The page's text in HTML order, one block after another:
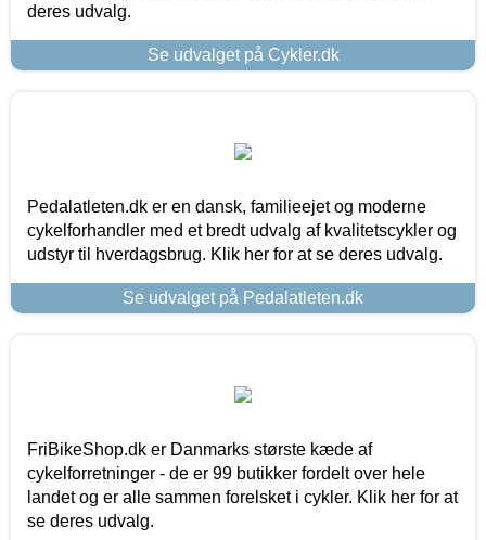
deres udvalg.
Se udvalget på Cykler.dk
Pedalatleten.dk er en dansk, familieejet og moderne
cykelforhandler med et bredt udvalg af kvalitetscykler og
udstyr til hverdagsbrug. Klik her for at se deres udvalg.
Se udvalget på Pedalatleten.dk
FriBikeShop.dk er Danmarks største kæde af
cykelforretninger - de er 99 butikker fordelt over hele
landet og er alle sammen forelsket i cykler. Klik her for at
se deres udvalg.